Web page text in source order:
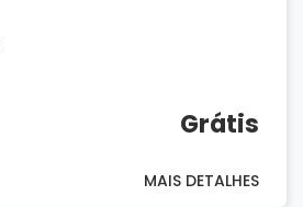
Grátis
MAIS DETALHES